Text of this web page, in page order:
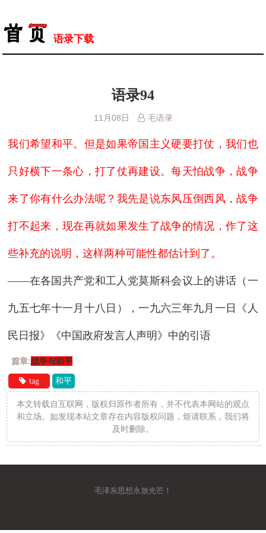
语录下载
语录94
11月08日 毛语录
我们希望和平。但是如果帝国主义硬要打仗，我们也
只好横下一条心，打了仗再建设。每天怕战争，战争
来了你有什么办法呢？我先是说东风压倒西风，战争
打不起来，现在再就如果发生了战争的情况，作了这
些补充的说明，这样两种可能性都估计到了。
——在各国共产党和工人党莫斯科会议上的讲话（一
九五七年十一月十八日），一九六三年九月一日《人
民日报》《中国政府发言人声明》中的引语
篇章:战争与和平
tag 和平
本文转载自互联网，版权归原作者所有，并不代表本网站的观点
和立场。如发现本站文章存在内容版权问题，烦请联系，我们将
及时删除。
毛泽东思想永放光芒！